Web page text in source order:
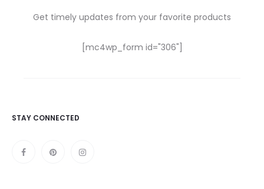
Get timely updates from your favorite products
[mc4wp_form id="306"]
STAY CONNECTED